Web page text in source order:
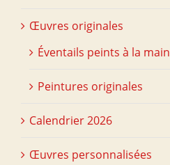
Œuvres originales
Éventails peints à la main
Peintures originales
Calendrier 2026
Œuvres personnalisées